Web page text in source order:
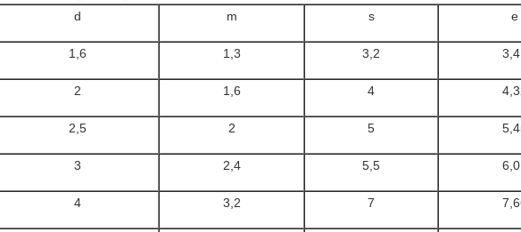
d m s e
1,6 1,3 3,2
2 1,6 4
2,5 2 5
3 2,4 5,5
4 3,2 7